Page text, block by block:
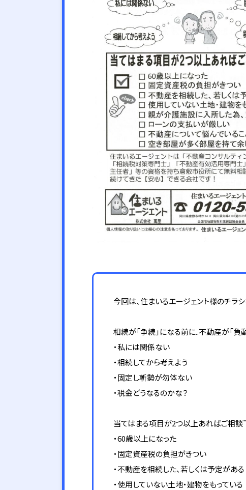
今回は、住まいるエージェント様のチラ
相続が「争続」になる前に..不動産が「負
・私には関係ない
・相続してから考えよう
・固定し斬勢が勿体ない
・税金どうなるのかな？
当てはまる項目が2つ以上あればご相談
・60歳以上になった
・固定資産税の負担がきつい
・不動産を相続した、若しくは予定がある
・使用していない土地・建物をもっている